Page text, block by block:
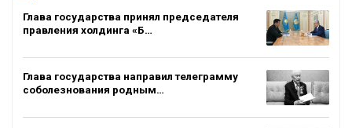
Глава государства принял председателя
правления холдинга «Б…
Глава государства направил телеграмму
соболезнования родным…